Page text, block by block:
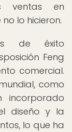
ventas en
lo hicieron.
de éxito
Feng
comercial.
como
incorporado
diseño y la
lo que ha